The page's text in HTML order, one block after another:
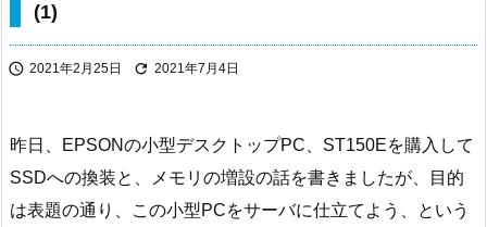
(1)
 2021年2月25日  2021年7月4日
昨日、EPSONの小型デスクトップPC、ST150Eを購入して
SSDへの換装と、メモリの増設の話を書きましたが、目的
は表題の通り、この小型PCをサーバに仕立てよう、という